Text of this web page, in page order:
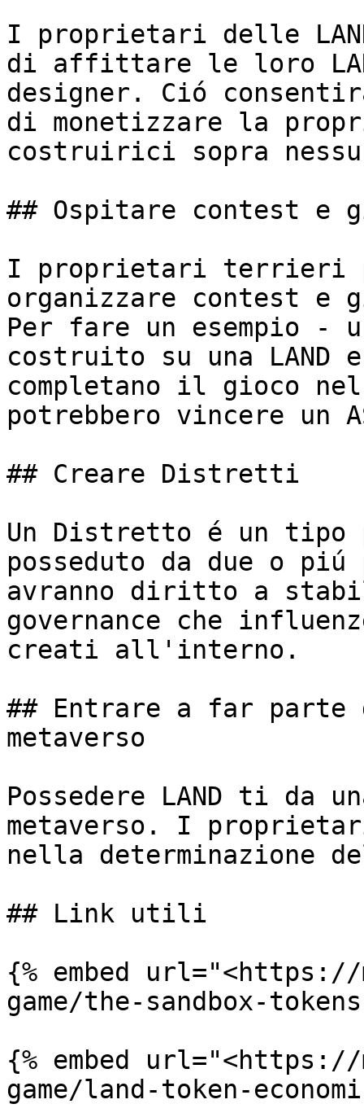
I proprietari delle
di affittare le loro
designer. Ció
di monetizzare la
costruirici sopra
## Ospitare contest e
I proprietari terrieri
organizzare contest e
Per fare un esempio -
costruito su una
completano il gioco
potrebbero vincere un
## Creare Distretti
Un Distretto é un tipo
posseduto da due o
avranno diritto a
governance che
creati all'interno.
## Entrare a far parte
metaverso
Possedere LAND ti da
metaverso. I
nella determinazione
## Link utili
{% embed url="<https://
game/the-sandbox-
{% embed url="<https://